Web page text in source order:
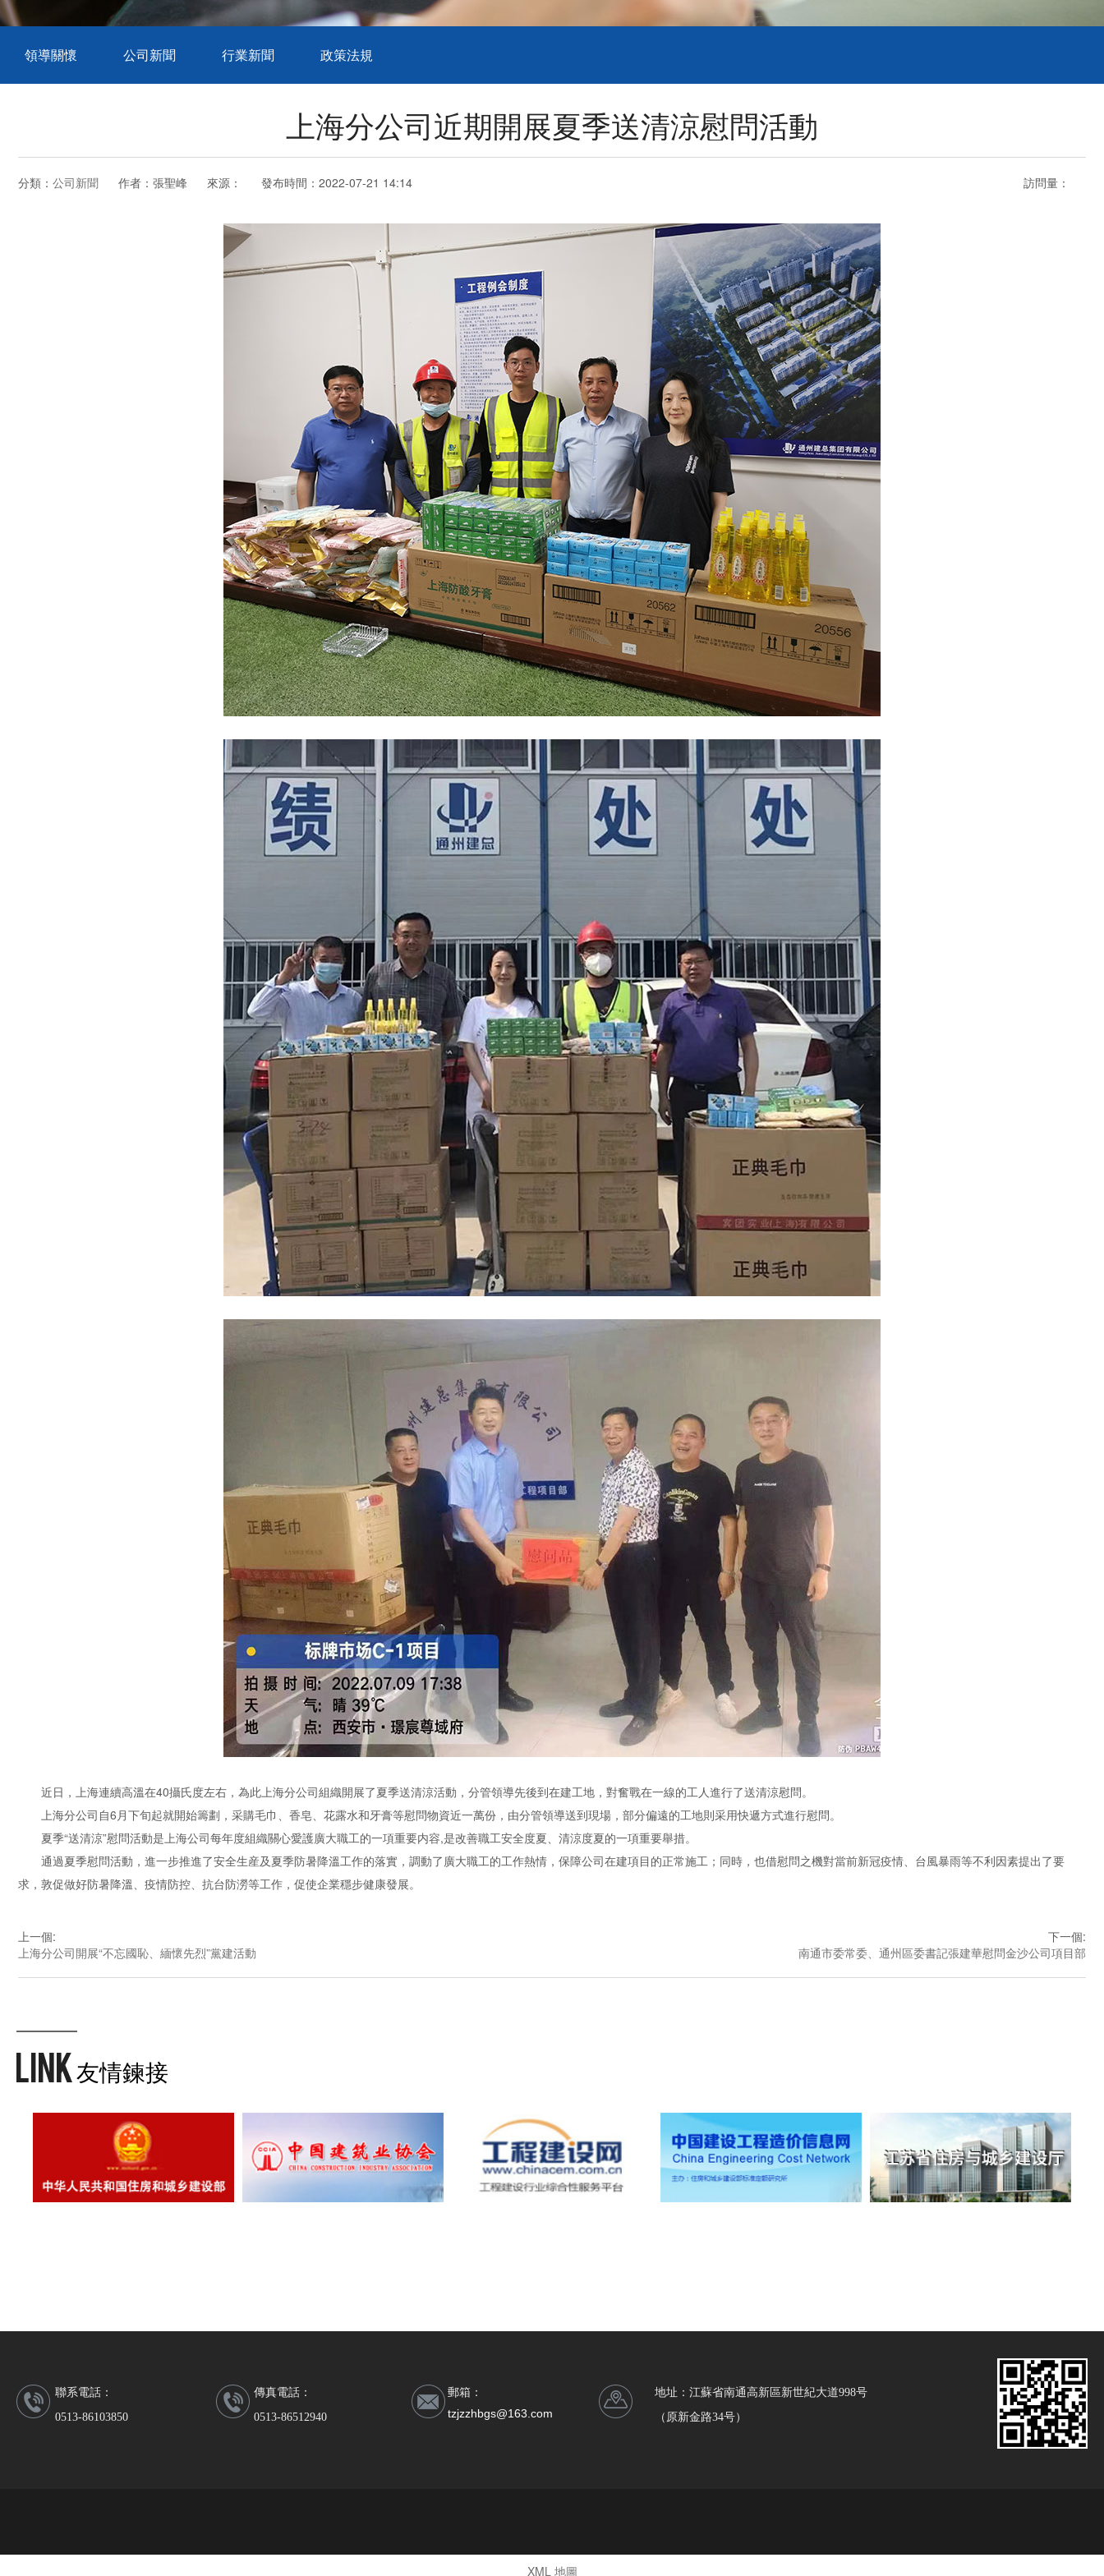
領導關懷 公司新聞 行業新聞 政策法規
上海分公司近期開展夏季送清涼慰問活動
分類： 公司新聞 作者： 張聖峰 來源： 發布時間： 2022-07-21 14:14 訪問量：
近日，上海連續高溫在40攝氏度左右，為此上海分公司組織開展了夏季送清涼活動，分管領導先後到在建工地，對奮戰在一線的工人進行了送清涼慰問。
上海分公司自6月下旬起就開始籌劃，采購毛巾、香皂、花露水和牙膏等慰問物資近一萬份，由分管領導送到現場，部分偏遠的工地則采用快遞方式進行慰問。
夏季“送清涼”慰問活動是上海公司每年度組織關心愛護廣大職工的一項重要内容,是改善職工安全度夏、清涼度夏的一項重要舉措。
通過夏季慰問活動，進一步推進了安全生産及夏季防暑降溫工作的落實，調動了廣大職工的工作熱情，保障公司在建項目的正常施工；同時，也借慰問之機對當前新冠疫情、台風暴雨等不利因素提出了要
求，敦促做好防暑降溫、疫情防控、抗台防澇等工作，促使企業穩步健康發展。
上一個:
上海分公司開展“不忘國恥、緬懷先烈”黨建活動
下一個:
南通市委常委、通州區委書記張建華慰問金沙公司項目部
友情鍊接
聯系電話：
0513-86103850
傳真電話：
0513-86512940
郵箱：
tzjzzhbgs@163.com
地址：江蘇省南通高新區新世紀大道998号
（原新金路34号）
XML 地圖